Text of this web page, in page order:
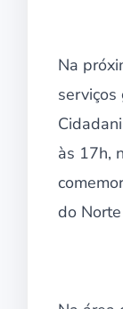
Na
serviços
às 17h,
do